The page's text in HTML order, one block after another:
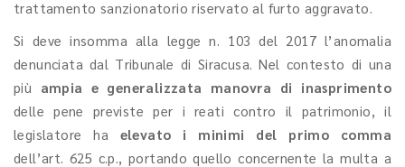
trattamento sanzionatorio riservato al furto aggravato.
Si deve insomma alla legge n. 103 del 2017 l’anomalia
denunciata dal Tribunale di Siracusa. Nel contesto di una
più ampia e generalizzata manovra di inasprimento
delle pene
previste per i reati contro il patrimonio, il
legislatore ha elevato i minimi del primo comma
dell’art. 625 c.p., portando quello concernente la multa a